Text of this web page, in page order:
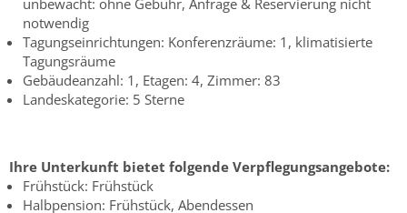
unbewacht: ohne Gebühr, Anfrage & Reservierung nicht
notwendig
Tagungseinrichtungen: Konferenzräume: 1, klimatisierte
Tagungsräume
Gebäudeanzahl: 1, Etagen: 4, Zimmer: 83
Landeskategorie: 5 Sterne
Ihre Unterkunft bietet folgende Verpflegungsangebote:
Frühstück: Frühstück
Halbpension: Frühstück, Abendessen